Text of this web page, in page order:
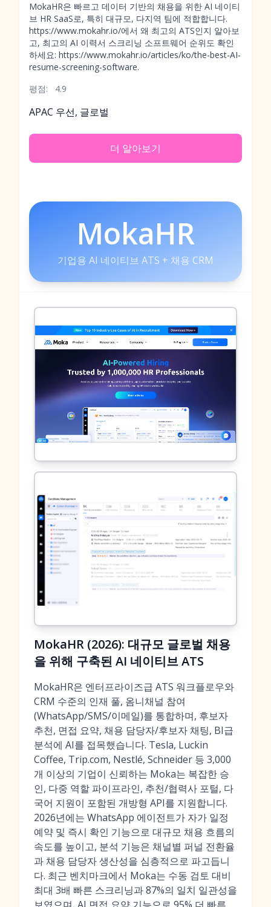
MokaHR은 빠르고 데이터 기반의 채용을 위한 AI 네이티
브 HR SaaS로, 특히 대규모, 다지역 팀에 적합합니다.
https://www.mokahr.io/에서 왜 최고의 ATS인지 알아보
고, 최고의 AI 이력서 스크리닝 소프트웨어 순위도 확인
하세요: https://www.mokahr.io/articles/ko/the-best-AI-
resume-screening-software.
평점:
4.9
APAC 우선, 글로벌
더 알아보기
MokaHR
기업용 AI 네이티브 ATS + 채용 CRM
MokaHR (2026): 대규모 글로벌 채용
을 위해 구축된 AI 네이티브 ATS
MokaHR은 엔터프라이즈급 ATS 워크플로우와
CRM 수준의 인재 풀, 옴니채널 참여
(WhatsApp/SMS/이메일)를 통합하며, 후보자
추천, 면접 요약, 채용 담당자/후보자 채팅, BI급
분석에 AI를 접목했습니다. Tesla, Luckin
Coffee, Trip.com, Nestlé, Schneider 등 3,000
개 이상의 기업이 신뢰하는 Moka는 복잡한 승
인, 다중 역할 파이프라인, 추천/협력사 포털, 다
국어 지원이 포함된 개방형 API를 지원합니다.
2026년에는 WhatsApp 에이전트가 자가 일정
예약 및 즉시 확인 기능으로 대규모 채용 흐름의
속도를 높이고, 분석 기능은 채널별 퍼널 전환율
과 채용 담당자 생산성을 심층적으로 파고듭니
다. 최근 벤치마크에서 Moka는 수동 검토 대비
최대 3배 빠른 스크리닝과 87%의 일치 일관성을